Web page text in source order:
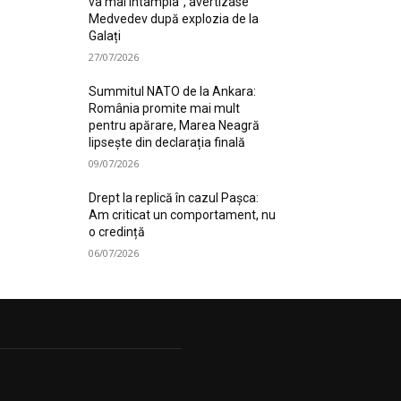
Medvedev după explozia de la
Galați
27/07/2026
Summitul NATO de la Ankara:
România promite mai mult
pentru apărare, Marea Neagră
lipsește din declarația finală
09/07/2026
Drept la replică în cazul Pașca:
Am criticat un comportament, nu
o credință
06/07/2026